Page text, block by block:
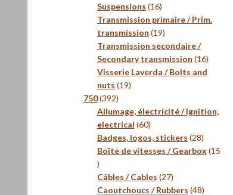
produits
Suspensions 1616
produits
Transmission primaire / Prim.
transmission 1919
produits
Transmission secondaire /
Secondary transmission 1616
produits
Visserie Laverda / Bolts and
nuts 1919
750 392392
produits
Allumage, électricité / Ignition,
electrical 6060
produits
Badges, logos, stickers 2828
produits
Boîte de vitesses / Gearbox 15
15
produits
Câbles / Cables 2727
produits
Caoutchoucs / Rubbers 4848